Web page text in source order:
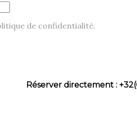
de confidentialité.
Réserver directement :